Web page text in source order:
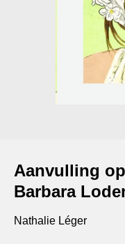
Aanvulling
Barbara
Nathalie Léger